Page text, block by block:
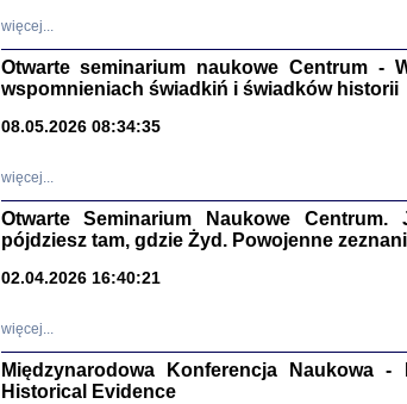
więcej...
Otwarte seminarium naukowe Centrum -
wspomnieniach świadkiń i świadków historii
08.05.2026 08:34:35
więcej...
Otwarte Seminarium Naukowe
pójdziesz tam, gdzie Żyd. Powojenne
02.04.2026 16:40:21
więcej...
Międzynarodowa Konferencja Naukowa
Historical Evidence